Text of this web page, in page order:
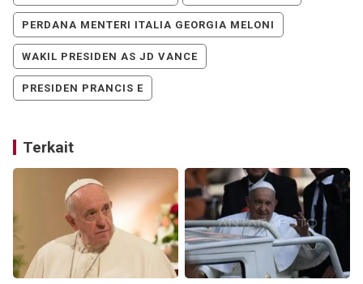
PERDANA MENTERI ITALIA GEORGIA MELONI
WAKIL PRESIDEN AS JD VANCE
PRESIDEN PRANCIS E
Terkait